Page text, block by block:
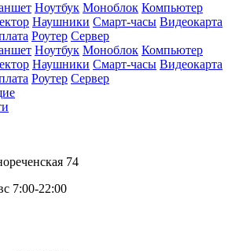
Ноутбук Моноблок Компьютер
Наушники Смарт-часы Видеокарта
Роутер Сервер
Ноутбук Моноблок Компьютер
Наушники Смарт-часы Видеокарта
Роутер Сервер
74
7:00-22:00